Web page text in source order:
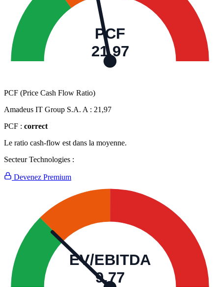
PCF
21,97
PCF (Price Cash Flow Ratio)
Amadeus IT Group S.A. A : 21,97
PCF : correct
Le ratio cash-flow est dans la moyenne.
Secteur Technologies :
Devenez Premium
EV/EBITDA
9,77